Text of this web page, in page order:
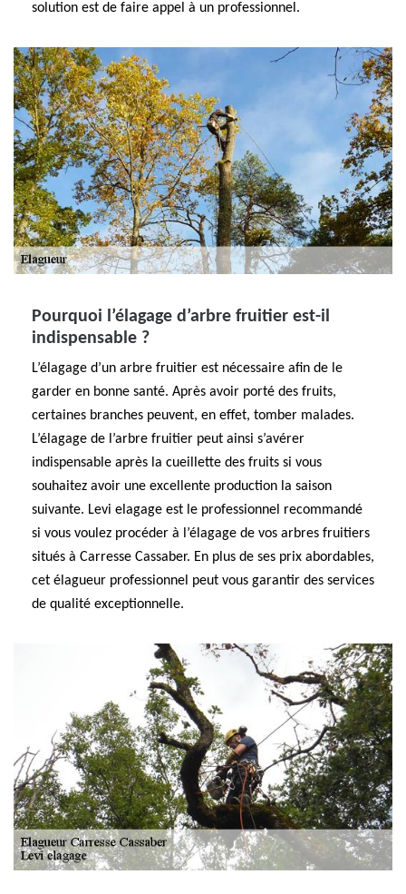
solution est de faire appel à un professionnel.
Pourquoi l’élagage d’arbre fruitier est-il
indispensable ?
L’élagage d’un arbre fruitier est nécessaire afin de le
garder en bonne santé. Après avoir porté des fruits,
certaines branches peuvent, en effet, tomber malades.
L’élagage de l’arbre fruitier peut ainsi s’avérer
indispensable après la cueillette des fruits si vous
souhaitez avoir une excellente production la saison
suivante. Levi elagage est le professionnel recommandé
si vous voulez procéder à l’élagage de vos arbres fruitiers
situés à Carresse Cassaber. En plus de ses prix abordables,
cet élagueur professionnel peut vous garantir des services
de qualité exceptionnelle.